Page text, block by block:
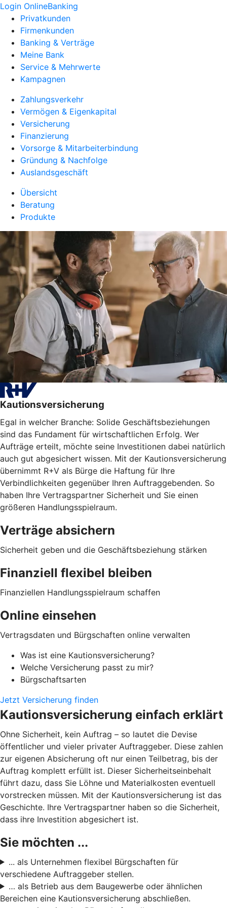
Login OnlineBanking
Privatkunden
Firmenkunden
Banking & Verträge
Meine Bank
Service & Mehrwerte
Kampagnen
Zahlungsverkehr
Vermögen & Eigenkapital
Versicherung
Finanzierung
Vorsorge & Mitarbeiterbindung
Gründung & Nachfolge
Auslandsgeschäft
Übersicht
Beratung
Produkte
Kautionsversicherung
Egal in welcher Branche: Solide Geschäftsbeziehungen
sind das Fundament für wirtschaftlichen Erfolg. Wer
Aufträge erteilt, möchte seine Investitionen dabei natürlich
auch gut abgesichert wissen. Mit der Kautionsversicherung
übernimmt R+V als Bürge die Haftung für Ihre
Verbindlichkeiten gegenüber Ihren Auftraggebenden. So
haben Ihre Vertragspartner Sicherheit und Sie einen
größeren Handlungsspielraum.
Verträge absichern
Sicherheit geben und die Geschäftsbeziehung stärken
Finanziell flexibel bleiben
Finanziellen Handlungsspielraum schaffen
Online einsehen
Vertragsdaten und Bürgschaften online verwalten
Was ist eine Kautionsversicherung?
Welche Versicherung passt zu mir?
Bürgschaftsarten
Jetzt Versicherung finden
Kautionsversicherung einfach erklärt
Ohne Sicherheit, kein Auftrag – so lautet die Devise
öffentlicher und vieler privater Auftraggeber. Diese zahlen
zur eigenen Absicherung oft nur einen Teilbetrag, bis der
Auftrag komplett erfüllt ist. Dieser Sicherheitseinbehalt
führt dazu, dass Sie Löhne und Materialkosten eventuell
vorstrecken müssen. Mit der Kautionsversicherung ist das
Geschichte. Ihre Vertragspartner haben so die Sicherheit,
dass ihre Investition abgesichert ist.
Sie möchten ...
... als Unternehmen flexibel Bürgschaften für
verschiedene Auftraggeber stellen.
… als Betrieb aus dem Baugewerbe oder ähnlichen
Bereichen eine Kautionsversicherung abschließen.